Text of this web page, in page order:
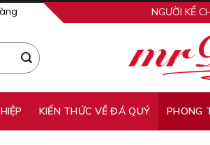
NGƯỜI KỂ
KIẾN THỨC VỀ ĐÁ QUÝ PHONG